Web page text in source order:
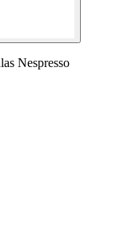
Nespresso